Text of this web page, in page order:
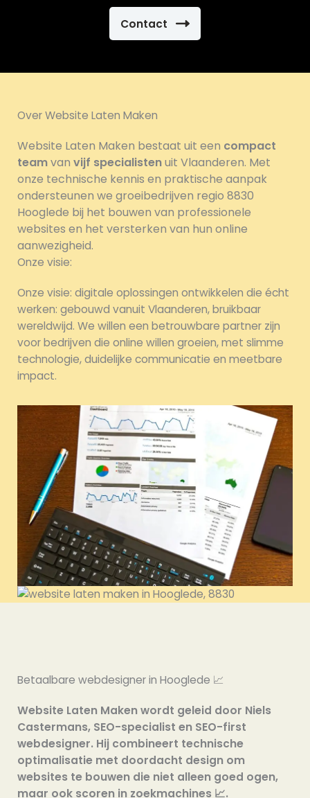
Contact
Over Website Laten Maken
Website Laten Maken bestaat uit een compact
teamvan vijf specialistenuit Vlaanderen. Met
onze technische kennis en praktische aanpak
ondersteunen we groeibedrijven regio 8830
Hooglede bij het bouwen van professionele
websites en het versterken van hun online
aanwezigheid.
Onze visie:
Onze visie: digitale oplossingen ontwikkelen die écht
werken: gebouwd vanuit Vlaanderen, bruikbaar
wereldwijd. We willen een betrouwbare partner zijn
voor bedrijven die online willen groeien, met slimme
technologie, duidelijke communicatie en meetbare
impact.
Betaalbare webdesigner in Hooglede 📈
Website Laten Maken wordt geleid door Niels
Castermans, SEO-specialist en SEO-first
webdesigner. Hij combineert technische
optimalisatie met doordacht design om
websites te bouwen die niet alleen goed ogen,
maar ook scoren in zoekmachines 📈.